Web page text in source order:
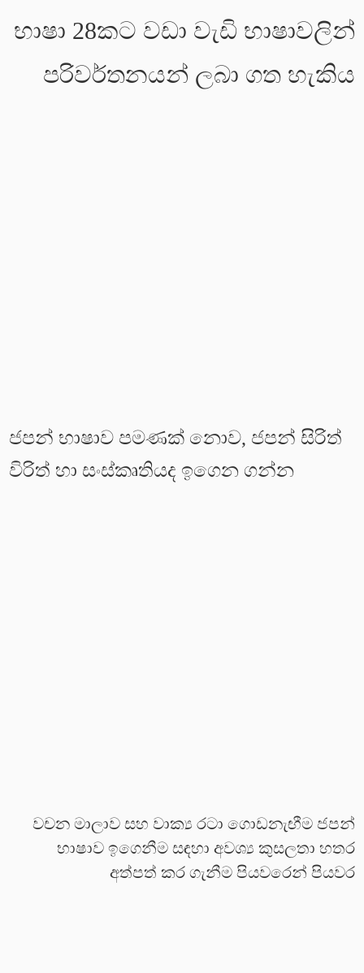
භාෂා 28කට වඩා වැඩි භාෂාවලින්
පරිවර්තනයන් ලබා ගත හැකිය
ජපන් භාෂාව පමණක් නොව, ජපන් සිරිත්
විරිත් හා සංස්කෘතියද ඉගෙන ගන්න
වචන මාලාව සහ වාක්‍ය රටා ගොඩනැඟීම ජපන්
භාෂාව ඉගෙනීම සඳහා අවශ්‍ය කුසලතා හතර
අත්පත් කර ගැනීම පියවරෙන් පියවර